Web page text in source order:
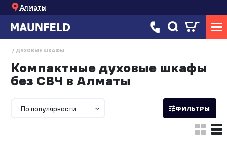
Алматы
ДУХОВЫЕ ШКАФЫ
Компактные духовые шкафы
без СВЧ в Алматы
По популярности ФИЛЬТРЫ